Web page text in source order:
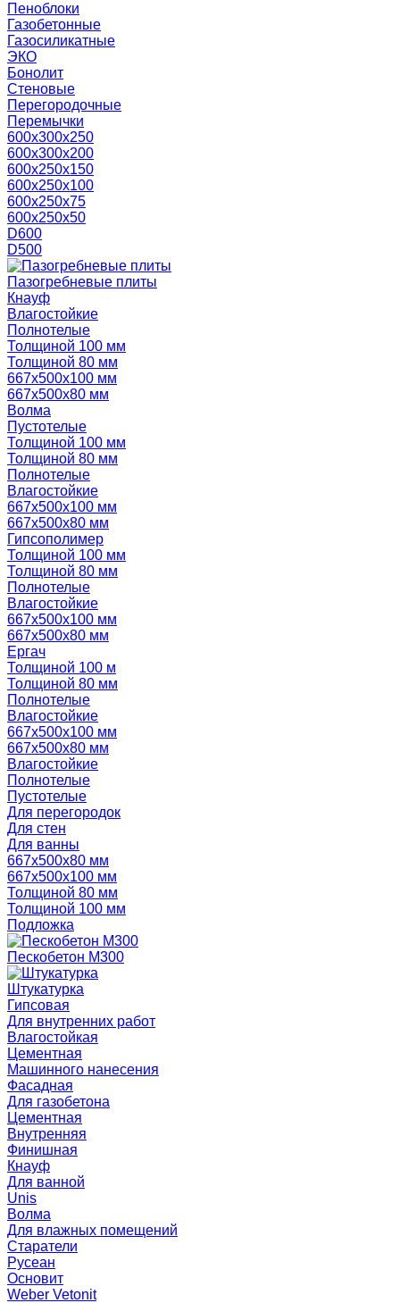
Пеноблоки
Газобетонные
Газосиликатные
ЭКО
Бонолит
Стеновые
Перегородочные
Перемычки
600х300х250
600х300х200
600х250х150
600х250х100
600х250х75
600х250х50
D600
D500
Пазогребневые плиты
Кнауф
Влагостойкие
Полнотелые
Толщиной 100 мм
Толщиной 80 мм
667х500х100 мм
667х500х80 мм
Волма
Пустотелые
Толщиной 100 мм
Толщиной 80 мм
Полнотелые
Влагостойкие
667х500х100 мм
667х500х80 мм
Гипсополимер
Толщиной 100 мм
Толщиной 80 мм
Полнотелые
Влагостойкие
667х500х100 мм
667х500х80 мм
Ергач
Толщиной 100 м
Толщиной 80 мм
Полнотелые
Влагостойкие
667х500х100 мм
667х500х80 мм
Влагостойкие
Полнотелые
Пустотелые
Для перегородок
Для стен
Для ванны
667х500х80 мм
667х500х100 мм
Толщиной 80 мм
Толщиной 100 мм
Подложка
Пескобетон М300
Штукатурка
Гипсовая
Для внутренних работ
Влагостойкая
Цементная
Машинного нанесения
Фасадная
Для газобетона
Цементная
Внутренняя
Финишная
Кнауф
Для ванной
Unis
Волма
Для влажных помещений
Старатели
Русеан
Основит
Weber Vetonit